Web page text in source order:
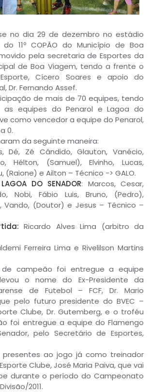
no dia 29 de dezembro no estádio
do 11º COPÃO do Município de Boa
pela secretaria de Esportes da
de Boa Viagem, tendo a frente o
Cícero Soares e apoio do
Dr. Fernando Assef.
de mais de 70 equipes, tendo
as equipes do Penarol e Lagoa do
como vencedor a equipe do Penarol,
0.
da seguinte maneira:
Dé, Zé Cândido, Glauton, Vanécio,
Hélton, (Samuel), Elvinho, Lucas,
(Raione) e Ailton – Técnico -> GALO.
DO SENADOR: Marcos, Cesar,
Nobi, Fábio Luis, Bruno, (Pedro),
Vando, (Doutor) e Jesus – Técnico –
Ricardo Alves Lima (arbitro da
Ferreira Lima e Rivelilson Martins
campeão foi entregue a equipe
levou o nome do Ex-Presidente da
de Futebol – FCF, Dr. Mario
pelo futuro presidente do BVEC –
Clube, Dr. Gutemberg, e o troféu
foi entregue a equipe do Flamengo
pelo Secretário de Esportes,
presentes ao jogo já como treinador
Clube, José Maria Paiva, que vai
durante o período do Campeonato
2011.